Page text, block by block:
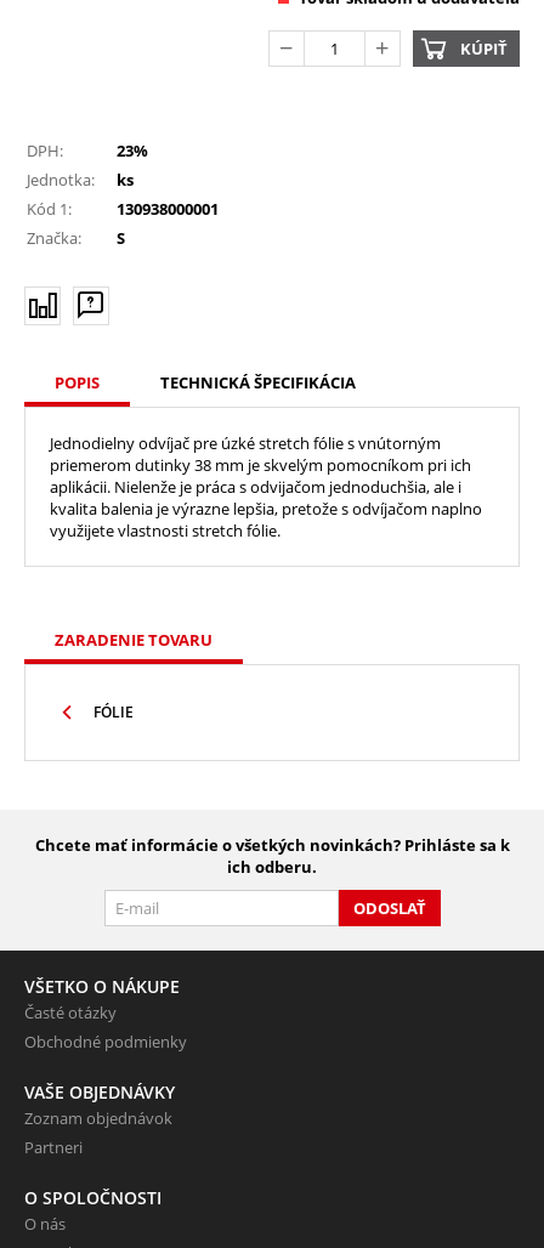
KÚPIŤ
DPH:
23%
Jednotka:
ks
Kód 1:
130938000001
Značka:
S
POPIS TECHNICKÁ ŠPECIFIKÁCIA
Jednodielny odvíjač pre úzké stretch fólie s vnútorným
priemerom dutinky 38 mm je skvelým pomocníkom pri ich
aplikácii. Nielenže je práca s odvijačom jednoduchšia, ale i
kvalita balenia je výrazne lepšia, pretože s odvíjačom naplno
využijete vlastnosti stretch fólie.
ZARADENIE TOVARU
FÓLIE
Chcete mať informácie o všetkých novinkách? Prihláste sa k
ich odberu.
ODOSLAŤ
VŠETKO O NÁKUPE
Časté otázky
Obchodné podmienky
VAŠE OBJEDNÁVKY
Zoznam objednávok
Partneri
O SPOLOČNOSTI
O nás